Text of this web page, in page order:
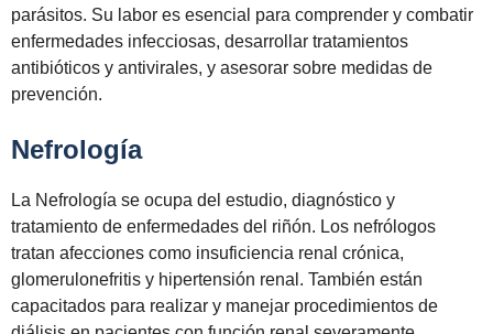
parásitos. Su labor es esencial para comprender y combatir
enfermedades infecciosas, desarrollar tratamientos
antibióticos y antivirales, y asesorar sobre medidas de
prevención.
Nefrología
La Nefrología se ocupa del estudio, diagnóstico y
tratamiento de enfermedades del riñón. Los nefrólogos
tratan afecciones como insuficiencia renal crónica,
glomerulonefritis y hipertensión renal. También están
capacitados para realizar y manejar procedimientos de